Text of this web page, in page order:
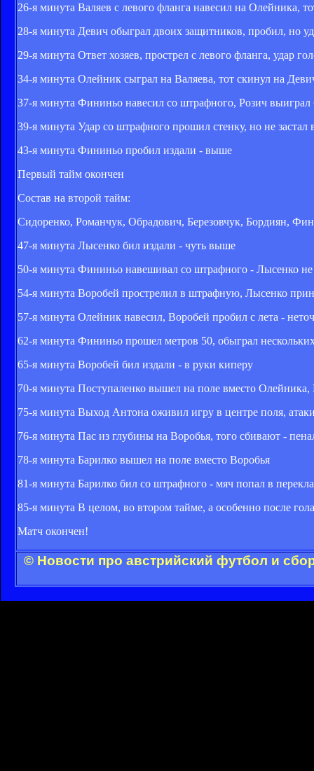
26-я минута Валяев с левого фланга навесил на Олейника,
28-я минута Девич обыграл двоих защитников, пробил, но
29-я минута Ответ хозяев, прострел с левого фланга, удар
34-я минута Олейник сыграл на Валяева, тот скинул на
37-я минута Фининьо навесил со штрафного, Розич
39-я минута Удар со штрафного прошил стенку, но не
43-я минута Фининьо пробил издали - выше
Первый тайм окончен
Состав на второй тайм:
Сидоренко, Романчук, Обрадович, Березовчук, Бордиян,
47-я минута Лысенко бил издали - чуть выше
50-я минута Фининьо навешивал со штрафного - Лысенко не
54-я минута Воробей прострелил в штрафную, Лысенко
57-я минута Олейник навесил, Воробей пробил с лета -
62-я минута Фининьо прошел метров 50, обыграл
65-я минута Воробей бил издали - в руки киперу
70-я минута Поступаленко вышел на поле вместо
75-я минута Выход Антона оживил игру в центре поля,
76-я минута Пас из глубины на Воробья, того сбивают -
78-я минута Барилко вышел на поле вместо Воробья
81-я минута Барилко бил со штрафного - мяч попал в
85-я минута В целом, во втором тайме, а особенно после
Матч окончен!
© Новости про австрийский футбол и